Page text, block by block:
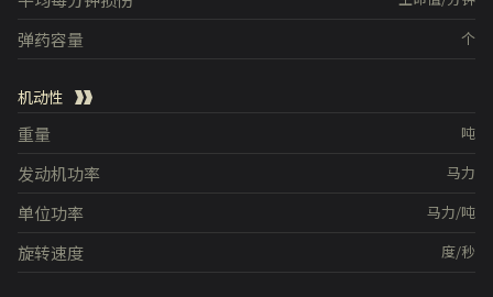
个
弹药容量
机动性
吨
重量
马力
发动机功率
马力/吨
单位功率
度/秒
旋转速度